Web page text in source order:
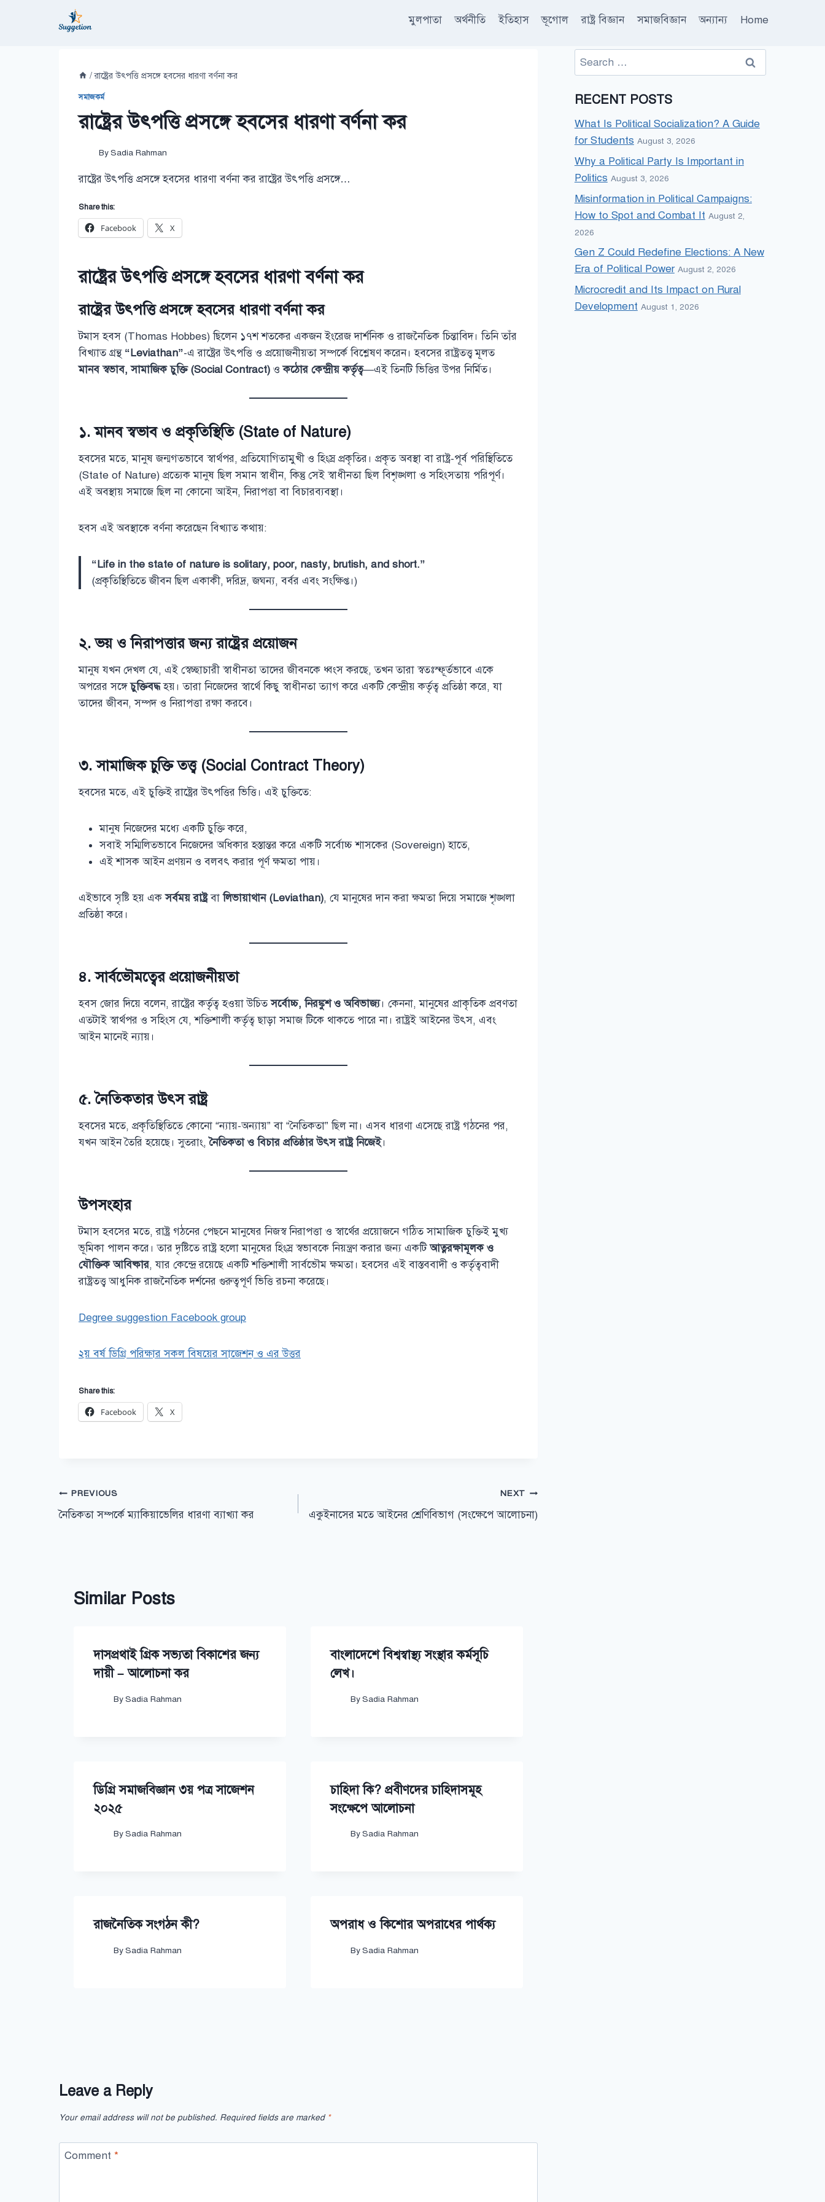
মুলপাতা অর্থনীতি ইতিহাস ভূগোল রাষ্ট্র বিজ্ঞান সমাজবিজ্ঞান অন্যান্য Home
/ রাষ্ট্রের উৎপত্তি প্রসঙ্গে হবসের ধারণা বর্ণনা কর
সমাজকর্ম
রাষ্ট্রের উৎপত্তি প্রসঙ্গে হবসের ধারণা বর্ণনা কর
BySadia Rahman
রাষ্ট্রের উৎপত্তি প্রসঙ্গে হবসের ধারণা বর্ণনা কর রাষ্ট্রের উৎপত্তি প্রসঙ্গে…
Share this:
Facebook X
রাষ্ট্রের উৎপত্তি প্রসঙ্গে হবসের ধারণা বর্ণনা কর
রাষ্ট্রের উৎপত্তি প্রসঙ্গে হবসের ধারণা বর্ণনা কর
টমাস হবস (Thomas Hobbes) ছিলেন ১৭শ শতকের একজন ইংরেজ দার্শনিক ও রাজনৈতিক চিন্তাবিদ। তিনি তাঁর
বিখ্যাত গ্রন্থ “Leviathan”-এ রাষ্ট্রের উৎপত্তি ও প্রয়োজনীয়তা সম্পর্কে বিশ্লেষণ করেন। হবসের রাষ্ট্রতত্ত্ব মূলত
মানব স্বভাব, সামাজিক চুক্তি (Social Contract) ওকঠোর কেন্দ্রীয় কর্তৃত্ব—এই তিনটি ভিত্তির উপর নির্মিত।
১.মানব স্বভাব ও প্রকৃতিস্থিতি (State of Nature)
হবসের মতে, মানুষ জন্মগতভাবে স্বার্থপর, প্রতিযোগিতামুখী ও হিংস্র প্রকৃতির। প্রকৃত অবস্থা বা রাষ্ট্র-পূর্ব পরিস্থিতিতে
(State of Nature) প্রত্যেক মানুষ ছিল সমান স্বাধীন, কিন্তু সেই স্বাধীনতা ছিল বিশৃঙ্খলা ও সহিংসতায় পরিপূর্ণ।
এই অবস্থায় সমাজে ছিল না কোনো আইন, নিরাপত্তা বা বিচারব্যবস্থা।
হবস এই অবস্থাকে বর্ণনা করেছেন বিখ্যাত কথায়:
“Life in the state of nature is solitary, poor, nasty, brutish, and short.”
(প্রকৃতিস্থিতিতে জীবন ছিল একাকী, দরিদ্র, জঘন্য, বর্বর এবং সংক্ষিপ্ত।)
২.ভয় ও নিরাপত্তার জন্য রাষ্ট্রের প্রয়োজন
মানুষ যখন দেখল যে, এই স্বেচ্ছাচারী স্বাধীনতা তাদের জীবনকে ধ্বংস করছে, তখন তারা স্বতঃস্ফূর্তভাবে একে
অপরের সঙ্গেচুক্তিবদ্ধহয়। তারা নিজেদের স্বার্থে কিছু স্বাধীনতা ত্যাগ করে একটি কেন্দ্রীয় কর্তৃত্ব প্রতিষ্ঠা করে, যা
তাদের জীবন, সম্পদ ও নিরাপত্তা রক্ষা করবে।
৩.সামাজিক চুক্তি তত্ত্ব (Social Contract Theory)
হবসের মতে, এই চুক্তিই রাষ্ট্রের উৎপত্তির ভিত্তি। এই চুক্তিতে:
মানুষ নিজেদের মধ্যে একটি চুক্তি করে,
সবাই সম্মিলিতভাবে নিজেদের অধিকার হস্তান্তর করে একটি সর্বোচ্চ শাসকের (Sovereign) হাতে,
এই শাসক আইন প্রণয়ন ও বলবৎ করার পূর্ণ ক্ষমতা পায়।
এইভাবে সৃষ্টি হয় একসর্বময় রাষ্ট্রবালিভায়াথান (Leviathan), যে মানুষের দান করা ক্ষমতা দিয়ে সমাজে শৃঙ্খলা
প্রতিষ্ঠা করে।
৪.সার্বভৌমত্বের প্রয়োজনীয়তা
হবস জোর দিয়ে বলেন, রাষ্ট্রের কর্তৃত্ব হওয়া উচিতসর্বোচ্চ, নিরঙ্কুশ ও অবিভাজ্য। কেননা, মানুষের প্রাকৃতিক প্রবণতা
এতটাই স্বার্থপর ও সহিংস যে, শক্তিশালী কর্তৃত্ব ছাড়া সমাজ টিকে থাকতে পারে না। রাষ্ট্রই আইনের উৎস, এবং
আইন মানেই ন্যায়।
৫.নৈতিকতার উৎস রাষ্ট্র
হবসের মতে, প্রকৃতিস্থিতিতে কোনো “ন্যায়-অন্যায়” বা “নৈতিকতা” ছিল না। এসব ধারণা এসেছে রাষ্ট্র গঠনের পর,
যখন আইন তৈরি হয়েছে। সুতরাং,নৈতিকতা ও বিচার প্রতিষ্ঠার উৎস রাষ্ট্র নিজেই।
উপসংহার
টমাস হবসের মতে, রাষ্ট্র গঠনের পেছনে মানুষের নিজস্ব নিরাপত্তা ও স্বার্থের প্রয়োজনে গঠিত সামাজিক চুক্তিই মুখ্য
ভূমিকা পালন করে। তার দৃষ্টিতে রাষ্ট্র হলো মানুষের হিংস্র স্বভাবকে নিয়ন্ত্রণ করার জন্য একটিআত্নরক্ষামূলক ও
যৌক্তিক আবিষ্কার, যার কেন্দ্রে রয়েছে একটি শক্তিশালী সার্বভৌম ক্ষমতা। হবসের এই বাস্তববাদী ও কর্তৃত্ববাদী
রাষ্ট্রতত্ত্ব আধুনিক রাজনৈতিক দর্শনের গুরুত্বপূর্ণ ভিত্তি রচনা করেছে।
Degree suggestion Facebook group
২য় বর্ষ ডিগ্রি পরিক্ষার সকল বিষয়ের সাজেশন ও এর উত্তর
Share this:
Facebook X
Post
navigation
PREVIOUS
নৈতিকতা সম্পর্কে ম্যাকিয়াভেলির ধারণা ব্যাখ্যা কর
NEXT
একুইনাসের মতে আইনের শ্রেণিবিভাগ (সংক্ষেপে আলোচনা)
Similar Posts
দাসপ্রথাই গ্রিক সভ্যতা বিকাশের জন্য
দায়ী – আলোচনা কর
BySadia Rahman
বাংলাদেশে বিশ্বস্বাস্থ্য সংস্থার কর্মসূচি
লেখ।
BySadia Rahman
ডিগ্রি সমাজবিজ্ঞান ৩য় পত্র সাজেশন
২০২৫
BySadia Rahman
চাহিদা কি? প্রবীণদের চাহিদাসমূহ
সংক্ষেপে আলোচনা
BySadia Rahman
রাজনৈতিক সংগঠন কী?
BySadia Rahman
অপরাধ ও কিশোর অপরাধের পার্থক্য
BySadia Rahman
Leave a Reply
Your email address will not be published. Required fields are marked *
Comment *
Search
for:
RECENT POSTS
What Is Political Socialization? A Guide
for Students August 3, 2026
Why a Political Party Is Important in
Politics August 3, 2026
Misinformation in Political Campaigns:
How to Spot and Combat It August 2,
2026
Gen Z Could Redefine Elections: A New
Era of Political Power August 2, 2026
Microcredit and Its Impact on Rural
Development August 1, 2026